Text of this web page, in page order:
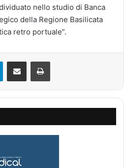
nello studio di Banca
della Regione Basilicata
retro portuale”.
Telegram